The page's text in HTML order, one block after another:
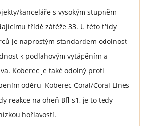
kanceláře s vysokým stupněm
třídě zátěže 33. U této třídy
je naprostým standardem odolnost
k podlahovým vytápěním a
Koberec je také odolný proti
oděru. Koberec Coral/Coral Lines
reakce na oheň Bfl-s1, je to tedy
hořlavostí.